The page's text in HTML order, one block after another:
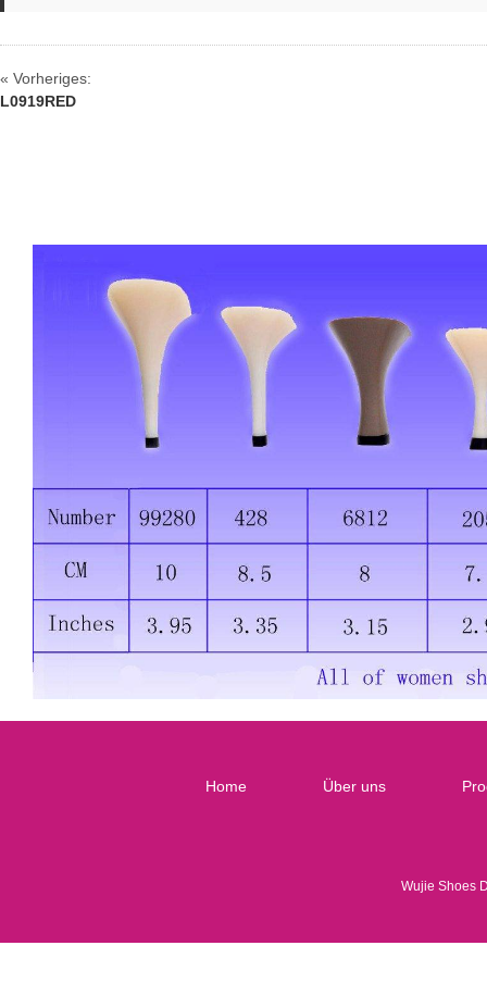
« Vorheriges:
L0919RED
Home Über uns
Wujie Shoes